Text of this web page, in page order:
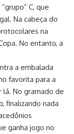
C, que
Na cabeça do
na
No entanto, a
a embalada
favorita para a
lá. No gramado de
finalizando nada
ganha jogo no